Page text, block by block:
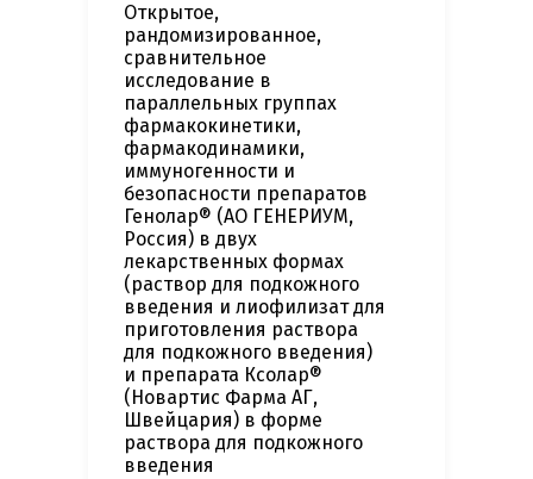
Открытое,
рандомизированное,
сравнительное
исследование в
параллельных группах
фармакокинетики,
фармакодинамики,
иммуногенности и
безопасности препаратов
Генолар® (АО ГЕНЕРИУМ,
Россия) в двух
лекарственных формах
(раствор для подкожного
введения и лиофилизат для
приготовления раствора
для подкожного введения)
и препарата Ксолар®
(Новартис Фарма АГ,
Швейцария) в форме
раствора для подкожного
введения